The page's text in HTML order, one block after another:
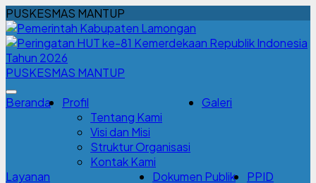
PUSKESMAS MANTUP
PUSKESMAS MANTUP
Beranda
Profil
Tentang Kami
Visi dan Misi
Struktur Organisasi
Kontak Kami
Galeri
Layanan
Dokumen Publik PPID